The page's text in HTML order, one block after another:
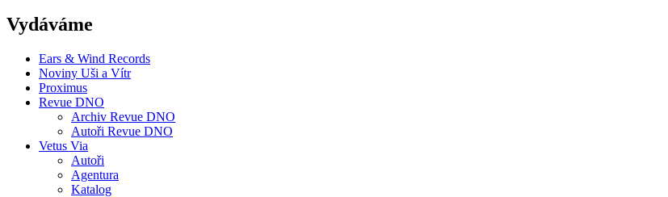
Vydáváme
Ears & Wind Records
Noviny Uši a Vítr
Proximus
Revue DNO
Archiv Revue DNO
Autoři Revue DNO
Vetus Via
Autoři
Agentura
Katalog